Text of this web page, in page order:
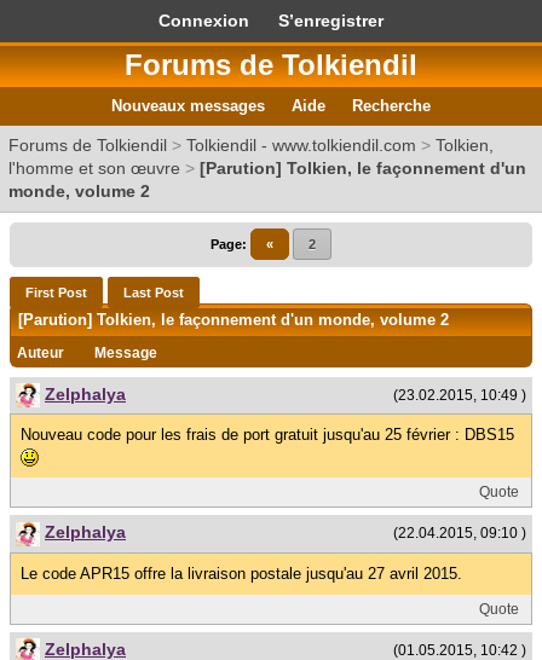
Connexion S’enregistrer
Forums de Tolkiendil
Nouveaux messages Aide Recherche
Forums de Tolkiendil > Tolkiendil - www.tolkiendil.com > Tolkien,
l'homme et son œuvre > [Parution] Tolkien, le façonnement d'un
monde, volume 2
Page: « 2
First Post Last Post
[Parution] Tolkien, le façonnement d'un monde, volume 2
Auteur Message
(23.02.2015, 10:49 )
Zelphalya
Nouveau code pour les frais de port gratuit jusqu'au 25 février : DBS15
Quote
(22.04.2015, 09:10 )
Zelphalya
Le code APR15 offre la livraison postale jusqu'au 27 avril 2015.
Quote
(01.05.2015, 10:42 )
Zelphalya